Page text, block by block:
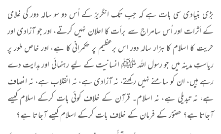
بڑی بنیادی سی بات ہے کہ جب تک انگریز کے اُس دو سو سالہ دور کی غلامی
کے اَثرات اور اُس سامراج سے برأت کا اعلان نہیں کرتے، اور جو آزادی اور
حریت کا اسلام کا ہزار سالہ دور اس برعظیم پر حکمرانی کا ہے، اور خاص طور پر
ریاستِ مدینہ میں جو رسول اللہ ﷺ انسانیت کے لیے رہنمائی اور ہدایت دے
رہے ہیں، ان کو سامنے نہیں رکھتے، نہ آزادی ہے، نہ انقلاب ہے، نہ انصاف
ہے، نہ تبدیلی ہے، نہ اسلام۔ قرآن کے خلاف کوئی بات کرکے اسلام کیسے
آجاتا ہے؟ حضوؐر کے فرمان کے خلاف بات کرکے اسلام کیسے آجاتا ہے؟